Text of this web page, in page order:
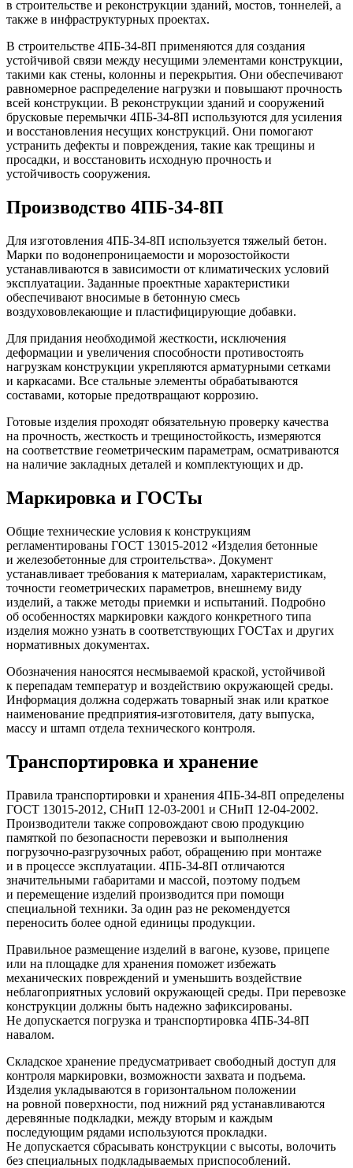
в строительстве и реконструкции зданий, мостов, тоннелей, а
также в инфраструктурных проектах.
В строительстве 4ПБ-34-8П применяются для создания
устойчивой связи между несущими элементами конструкции,
такими как стены, колонны и перекрытия. Они обеспечивают
равномерное распределение нагрузки и повышают прочность
всей конструкции. В реконструкции зданий и сооружений
брусковые перемычки 4ПБ-34-8П используются для усиления
и восстановления несущих конструкций. Они помогают
устранить дефекты и повреждения, такие как трещины и
просадки, и восстановить исходную прочность и
устойчивость сооружения.
Производство 4ПБ-34-8П
Для изготовления 4ПБ-34-8П используется тяжелый бетон.
Марки по водонепроницаемости и морозостойкости
устанавливаются в зависимости от климатических условий
эксплуатации. Заданные проектные характеристики
обеспечивают вносимые в бетонную смесь
воздухововлекающие и пластифицирующие добавки.
Для придания необходимой жесткости, исключения
деформации и увеличения способности противостоять
нагрузкам конструкции укрепляются арматурными сетками
и каркасами. Все стальные элементы обрабатываются
составами, которые предотвращают коррозию.
Готовые изделия проходят обязательную проверку качества
на прочность, жесткость и трещиностойкость, измеряются
на соответствие геометрическим параметрам, осматриваются
на наличие закладных деталей и комплектующих и др.
Маркировка и ГОСТы
Общие технические условия к конструкциям
регламентированы ГОСТ 13015-2012 «Изделия бетонные
и железобетонные для строительства». Документ
устанавливает требования к материалам, характеристикам,
точности геометрических параметров, внешнему виду
изделий, а также методы приемки и испытаний. Подробно
об особенностях маркировки каждого конкретного типа
изделия можно узнать в соответствующих ГОСТах и других
нормативных документах.
Обозначения наносятся несмываемой краской, устойчивой
к перепадам температур и воздействию окружающей среды.
Информация должна содержать товарный знак или краткое
наименование предприятия-изготовителя, дату выпуска,
массу и штамп отдела технического контроля.
Транспортировка и хранение
Правила транспортировки и хранения 4ПБ-34-8П определены
ГОСТ 13015-2012, СНиП 12-03-2001 и СНиП 12-04-2002.
Производители также сопровождают свою продукцию
памяткой по безопасности перевозки и выполнения
погрузочно-разгрузочных работ, обращению при монтаже
и в процессе эксплуатации. 4ПБ-34-8П отличаются
значительными габаритами и массой, поэтому подъем
и перемещение изделий производится при помощи
специальной техники. За один раз не рекомендуется
переносить более одной единицы продукции.
Правильное размещение изделий в вагоне, кузове, прицепе
или на площадке для хранения поможет избежать
механических повреждений и уменьшить воздействие
неблагоприятных условий окружающей среды. При перевозке
конструкции должны быть надежно зафиксированы.
Не допускается погрузка и транспортировка 4ПБ-34-8П
навалом.
Складское хранение предусматривает свободный доступ для
контроля маркировки, возможности захвата и подъема.
Изделия укладываются в горизонтальном положении
на ровной поверхности, под нижний ряд устанавливаются
деревянные подкладки, между вторым и каждым
последующим рядами используются прокладки.
Не допускается сбрасывать конструкции с высоты, волочить
без специальных подкладываемых приспособлений.